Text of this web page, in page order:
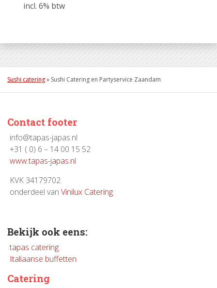
incl. 6% btw
Sushi catering» Sushi Catering en Partyservice Zaandam
Contact footer
info@tapas-japas.nl
+31 ( 0) 6 – 14 00 15 52
www.tapas-japas.nl
KVK 34179702
onderdeel van Vinilux Catering
Bekijk ook eens:
tapas catering
Italiaanse buffetten
Catering